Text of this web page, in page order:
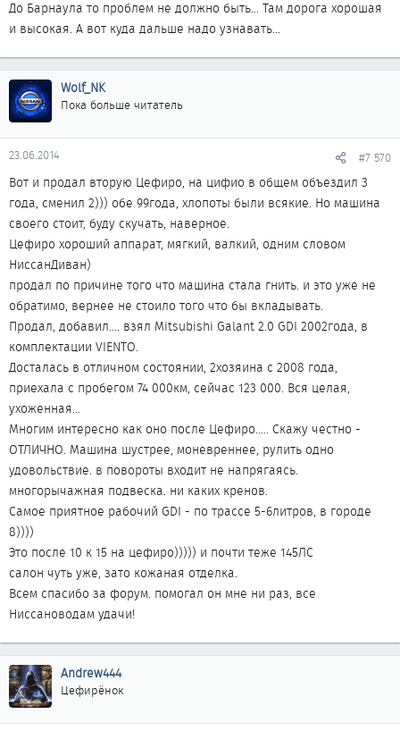
До Барнаула то проблем не должно быть... Там дорога хорошая
и высокая. А вот куда дальше надо узнавать...
Wolf_NK
Пока больше читатель
23.06.2014 #7 570
Вот и продал вторую Цефиро, на цифио в общем объездил 3
года, сменил 2))) обе 99года, хлопоты были всякие. Но машина
своего стоит, буду скучать, наверное.
Цефиро хороший аппарат, мягкий, валкий, одним словом
НиссанДиван)
продал по причине того что машина стала гнить. и это уже не
обратимо, вернее не стоило того что бы вкладывать.
Продал, добавил.... взял Mitsubishi Galant 2.0 GDI 2002года, в
комплектации VIENTO.
Досталась в отличном состоянии, 2хозяина с 2008 года,
приехала с пробегом 74 000км, сейчас 123 000. Вся целая,
ухоженная...
Многим интересно как оно после Цефиро..... Скажу честно -
ОТЛИЧНО. Машина шустрее, моневреннее, рулить одно
удовольствие. в повороты входит не напрягаясь.
многорычажная подвеска. ни каких кренов.
Самое приятное рабочий GDI - по трассе 5-6литров, в городе
8))))
Это после 10 к 15 на цефиро))))) и почти теже 145ЛС
салон чуть уже, зато кожаная отделка.
Всем спасибо за форум. помогал он мне ни раз, все
Ниссановодам удачи!
Andrew444
Цефирёнок